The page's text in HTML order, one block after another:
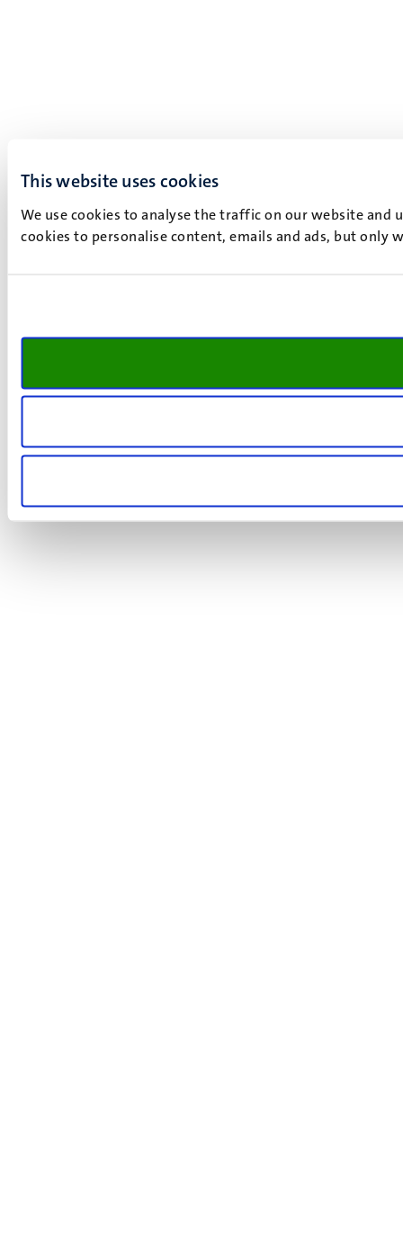
This website uses cookies
We use cookies to analyse the traffic on our website and
cookies to personalise content, emails and ads, but only